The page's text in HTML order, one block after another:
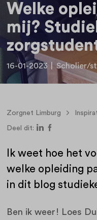
Welke
mij?
16-01-2023 Scholier/
Zorgnet Limburg
Deel dit:
Ik weet hoe het
welke opleiding
in dit blog
Ben ik weer! Loes